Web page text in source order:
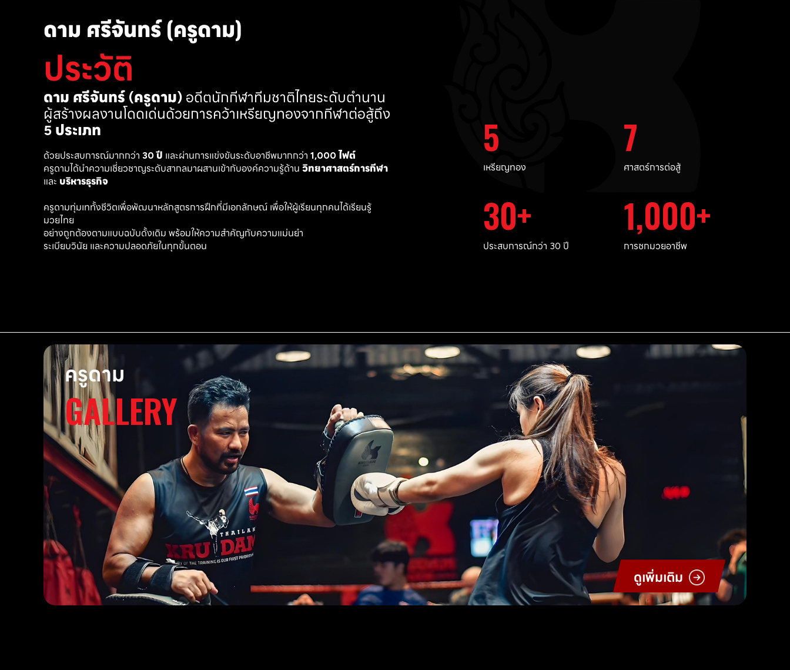
ดาม ศรีจันทร์ (ครูดาม)
ประวัติ
ดาม ศรีจันทร์ (ครูดาม) อดีตนักกีฬาทีมชาติไทยระดับตำนาน
ผู้สร้างผลงานโดดเด่นด้วยการคว้าเหรียญทองจากกีฬาต่อสู้ถึง
5 ประเภท
ด้วยประสบการณ์มากกว่า 30 ปี และผ่านการแข่งขันระดับอาชีพมากกว่า 1,000 ไฟต์
ครูดามได้นำความเชี่ยวชาญระดับสากลมาผสานเข้ากับองค์ความรู้ด้าน วิทยาศาสตร์การกีฬา
และ บริหารธุรกิจ
ครูดามทุ่มเททั้งชีวิตเพื่อพัฒนาหลักสูตรการฝึกที่มีเอกลักษณ์ เพื่อให้ผู้เรียนทุกคนได้เรียนรู้
มวยไทย
อย่างถูกต้องตามแบบฉบับดั้งเดิม พร้อมให้ความสำคัญกับความแม่นยำ
ระเบียบวินัย และความปลอดภัยในทุกขั้นตอน
5
เหรียญทอง
7
ศาสตร์การต่อสู้
30
ประสบการณ์กว่า 30 ปี
1,000
การชกมวยอาชีพ
ครูดาม
GALLERY
ดูเพิ่มเติม